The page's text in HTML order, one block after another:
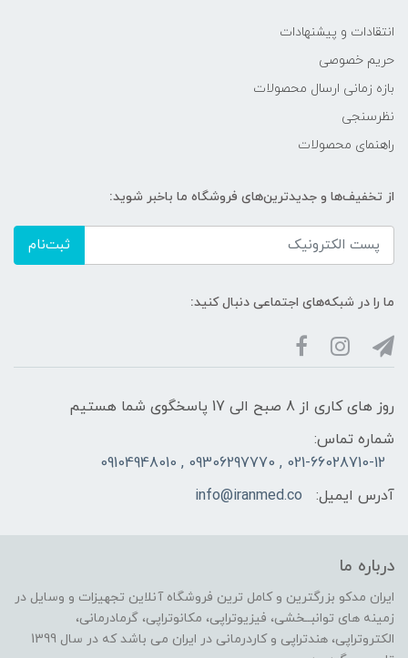
انتقادات و پیشنهادات
حریم خصوصی
بازه زمانی ارسال محصولات
نظرسنجی
راهنمای محصولات
از تخفیف‌ها و جدیدترین‌های فروشگاه ما باخبر شوید:
ثبت‌نام
ما را در شبکه‌های اجتماعی دنبال کنید:
روز های کاری از 8 صبح الی 17 پاسخگوی شما هستیم
شماره تماس:
021-66028710-12 , 09306297770 , 09104948010
آدرس ایمیل:
info@iranmed.co
درباره ما
ایران مدکو بزرگترین و کامل ترین فروشگاه آنلاین تجهیزات و وسایل در
زمینه های توانبــخشی، فیزیوتراپی، مکانوتراپی، گرمادرمانی،
الکتروتراپی، هندتراپی و کاردرمانی در ایران می باشد که در سال 1399